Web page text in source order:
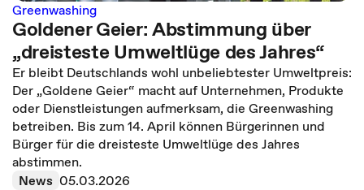
Greenwashing
Goldener Geier: Abstimmung über
„dreisteste Umweltlüge des Jahres“
Er bleibt Deutschlands wohl unbeliebtester Umweltpreis:
Der „Goldene Geier“ macht auf Unternehmen, Produkte
oder Dienstleistungen aufmerksam, die Greenwashing
betreiben. Bis zum 14. April können Bürgerinnen und
Bürger für die dreisteste Umweltlüge des Jahres
abstimmen.
News 05.03.2026